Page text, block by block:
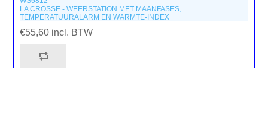
LA CROSSE - WEERSTATION MET MAANFASES,
TEMPERATUURALARM EN WARMTE-INDEX
€55,60 incl. BTW